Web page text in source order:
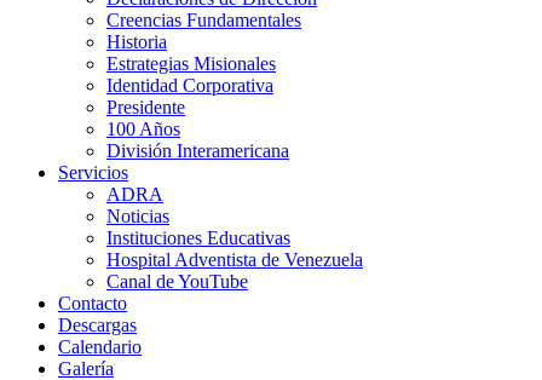
Creencias Fundamentales
Historia
Estrategias Misionales
Identidad Corporativa
Presidente
100 Años
División Interamericana
Servicios
ADRA
Noticias
Instituciones Educativas
Hospital Adventista de Venezuela
Canal de YouTube
Contacto
Descargas
Calendario
Galería